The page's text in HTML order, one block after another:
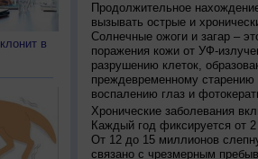
в
Продолжительное
вызывать острые и
Солнечные ожоги и загар –
поражения кожи от УФ-
разрушению клеток,
преждевременному
воспалению глаз и
Хронические заболевания
Каждый год фиксируется от
От 12 до 15 миллионов
связано с чрезмерным